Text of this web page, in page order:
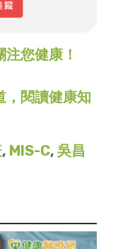
您健康！
，閱讀健康知
, MIS-C, 吳昌